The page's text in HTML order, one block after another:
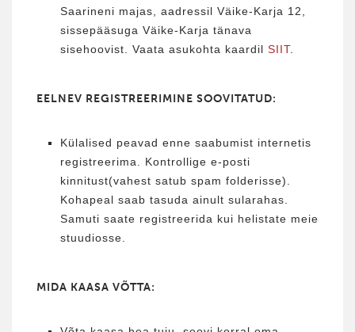
Saarineni majas, aadressil Väike-Karja 12,
sissepääsuga Väike-Karja tänava
sisehoovist. Vaata asukohta kaardil SIIT.
EELNEV REGISTREERIMINE SOOVITATUD:
Külalised peavad enne saabumist internetis
registreerima. Kontrollige e-posti
kinnitust(vahest satub spam folderisse).
Kohapeal saab tasuda ainult sularahas.
Samuti saate registreerida kui helistate meie
stuudiosse.
MIDA KAASA VÕTTA: